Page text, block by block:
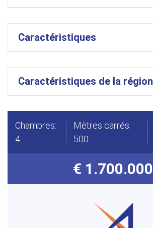
Caractéristiques
Caractéristiques de la région
Chambres:
4
Mètres carrés:
500
€ 1.700.000